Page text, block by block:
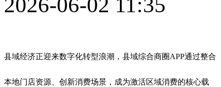
县域经济正迎来数字化转型浪潮，县域综合商圈APP通过整合
本地门店资源、创新消费场景，成为激活区域消费的核心载